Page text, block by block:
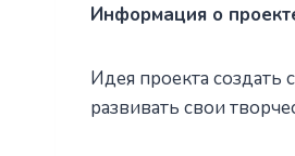
Информация о
Идея проекта создать
развивать свои